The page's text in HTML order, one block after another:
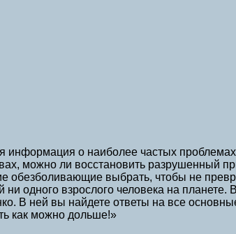
о наиболее частых
можно ли восстановить разрушенный
обезболивающие выбрать, чтобы не
одного взрослого человека на
В ней вы найдете ответы на все
как можно дольше!»